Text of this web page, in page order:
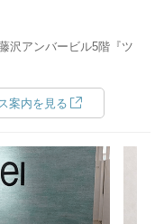
沢アンバービル5階『ツ
案内を見る